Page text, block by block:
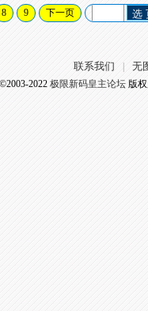
8 9 下一页 选
联系我们 无
©2003-2022 极限新码皇主论坛版权